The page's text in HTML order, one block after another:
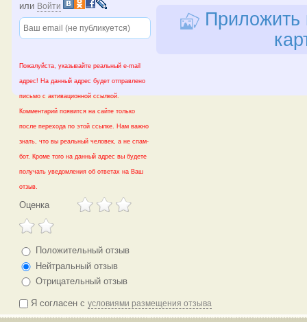
или Войти
Пожалуйста, указывайте реальный e-mail
адрес! На данный адрес будет отправлено
письмо с активационной ссылкой.
Комментарий появится на сайте только
после перехода по этой ссылке. Нам важно
знать, что вы реальный человек, а не спам-
бот. Кроме того на данный адрес вы будете
получать уведомления об ответах на Ваш
отзыв.
Оценка
Положительный отзыв
Нейтральный отзыв
Отрицательный отзыв
Приложить
Я согласен сусловиями размещения отзыва